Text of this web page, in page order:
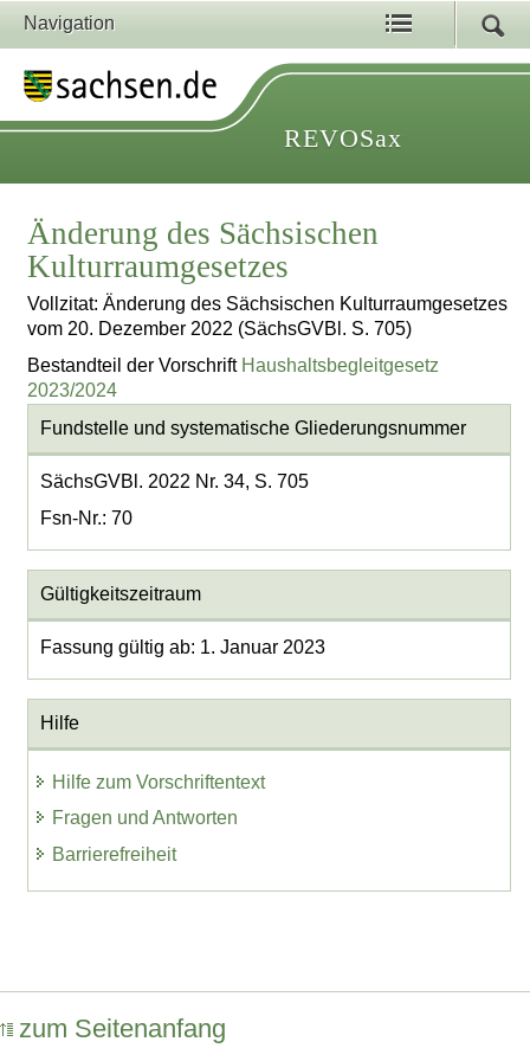
Navigation
REVOSax
Änderung des Sächsischen
Kulturraumgesetzes
Vollzitat: Änderung des Sächsischen Kulturraumgesetzes
vom 20. Dezember 2022 (SächsGVBl. S. 705)
Bestandteil der Vorschrift Haushaltsbegleitgesetz
2023/2024
Fundstelle und systematische Gliederungsnummer
SächsGVBl. 2022 Nr. 34, S. 705
Fsn-Nr.: 70
Gültigkeitszeitraum
Fassung gültig ab: 1. Januar 2023
Hilfe
Hilfe zum Vorschriftentext
Fragen und Antworten
Barrierefreiheit
zum Seitenanfang